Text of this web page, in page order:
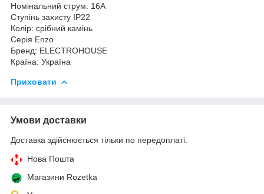
Номінальний струм: 16А
Ступінь захисту IP22
Колір: срібний камінь
Серія Enzo
Бренд: ELECTROHOUSE
Країна: Україна
Приховати
Умови доставки
Доставка здійснюється тільки по передоплаті.
Нова Пошта
Магазини Rozetka